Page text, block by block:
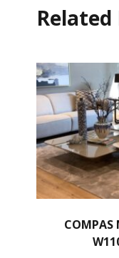
COMPAS